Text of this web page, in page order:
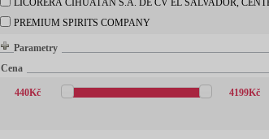
LICORERA CIHUATÁN S.A. DE CV EL SALVADOR,
PREMIUM SPIRITS COMPANY
Parametry
Cena
440Kč 4199Kč